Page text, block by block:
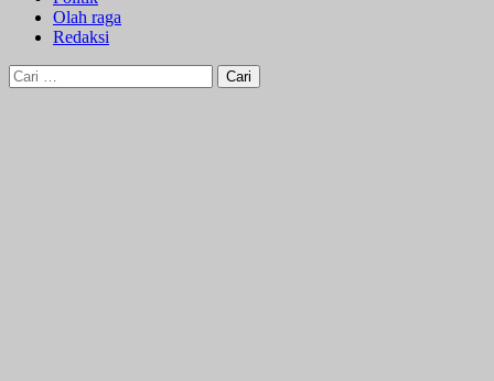
Olah raga
Redaksi
Cari
untuk: